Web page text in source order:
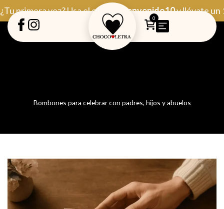
al
contenido
¿Tu primera vez? Usa el código Bienvenido10y llévate un
0
Bombones para celebrar con padres, hijos y abuelos